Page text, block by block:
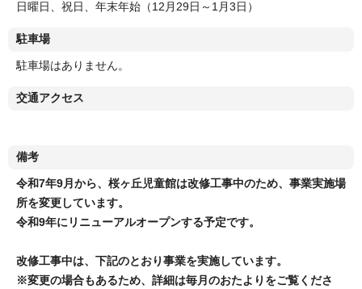
日曜日、祝日、年末年始（12月29日～1月3日）
駐車場
駐車場はありません。
交通アクセス
備考
令和7年9月から、桜ヶ丘児童館は改修工事中のため、事業実施場
所を変更しています。
令和9年にリニューアルオープンする予定です。
改修工事中は、下記のとおり事業を実施しています。
※変更の場合もあるため、詳細は毎月のおたよりをご覧くださ